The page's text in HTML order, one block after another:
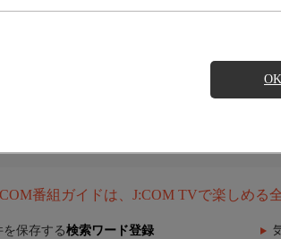
OK
番組ガイドは、J:COM TVで楽しめる
を保存する検索ワード登録